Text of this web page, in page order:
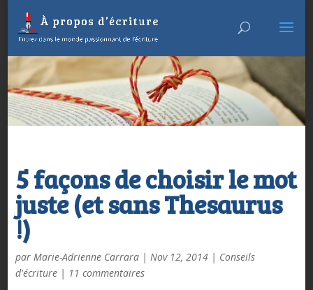
5 façons de choisir le mot
juste (et sans Thesaurus
!)
par Marie-Adrienne Carrara| Nov 12, 2014| Conseils
d'écriture| 11 commentaires